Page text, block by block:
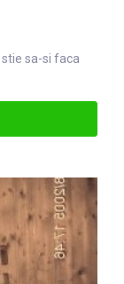
stie sa-si faca